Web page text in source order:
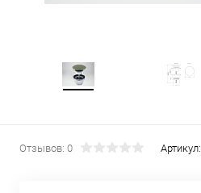
Отзывов: 0 Артикул: